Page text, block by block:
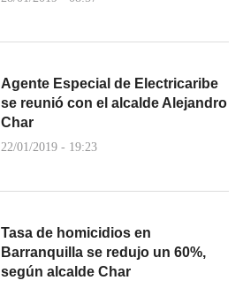
Agente Especial de Electricaribe
se reunió con el alcalde Alejandro
Char
22/01/2019 - 19:23
Tasa de homicidios en
Barranquilla se redujo un 60%,
según alcalde Char